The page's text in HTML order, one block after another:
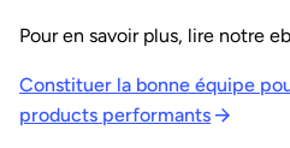
Pour en savoir plus, lire notre
Constituer la bonne équipe
products performants